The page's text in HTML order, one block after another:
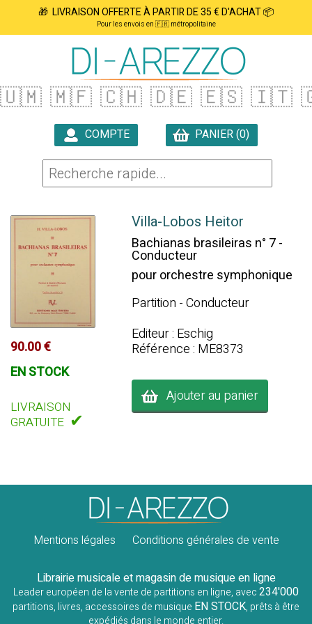
🎁 LIVRAISON OFFERTE À PARTIR DE 35 € D'ACHAT 📦
Pour les envois en 🇫🇷 métropolitaine
🇺🇲 🇲🇫 🇨🇭 🇩🇪 🇪🇸 🇮🇹
COMPTE
PANIER (0)
90.00 €
EN STOCK
LIVRAISON
GRATUITE ✔
Villa-Lobos Heitor
Bachianas brasileiras n° 7 -
Conducteur
pour orchestre symphonique
Partition - Conducteur
Editeur : Eschig
Référence : ME8373
Ajouter au panier
Mentions légales Conditions générales de vente
Librairie musicale et magasin de musique en ligne
Leader européen de la vente de partitions en ligne, avec234'000
partitions, livres, accessoires de musique EN STOCK, prêts à être
expédiés dans le monde entier.